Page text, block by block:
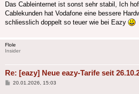
Das Cableinternet ist sonst sehr stabil, Ich
Cablekunden hat Vodafone eine bessere
schliesslich doppelt so teuer wie bei Eazy
Flole
Insider
Re: [eazy] Neue eazy-Tarife seit
Beitrag
20.01.2026, 15:03